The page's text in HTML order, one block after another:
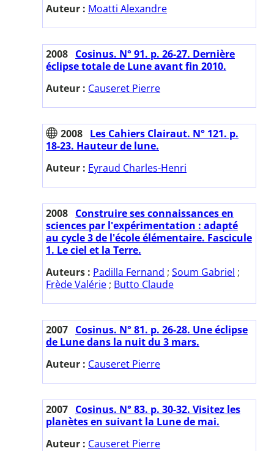
Auteur : Moatti Alexandre
2008 Cosinus. N° 91. p. 26-27. Dernière
éclipse totale de Lune avant fin 2010.
Auteur : Causeret Pierre
2008 Les Cahiers Clairaut. N° 121. p.
18-23. Hauteur de lune.
Auteur : Eyraud Charles-Henri
2008 Construire ses connaissances en
sciences par l'expérimentation : adapté
au cycle 3 de l'école élémentaire. Fascicule
1. Le ciel et la Terre.
Auteurs : Padilla Fernand ; Soum Gabriel ;
Frède Valérie ; Butto Claude
2007 Cosinus. N° 81. p. 26-28. Une éclipse
de Lune dans la nuit du 3 mars.
Auteur : Causeret Pierre
2007 Cosinus. N° 83. p. 30-32. Visitez les
planètes en suivant la Lune de mai.
Auteur : Causeret Pierre